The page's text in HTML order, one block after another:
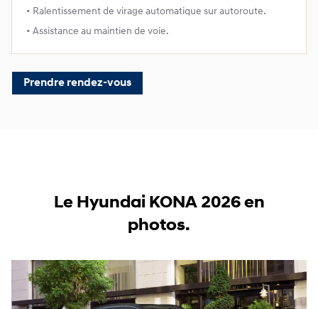
• Ralentissement de virage automatique sur autoroute.
• Assistance au maintien de voie.
Prendre rendez-vous
Le Hyundai KONA 2026 en
photos.